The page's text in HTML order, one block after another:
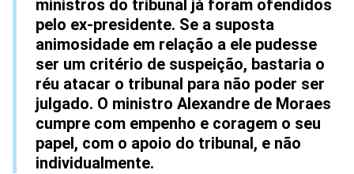
ministros do tribunal já foram ofendidos
pelo ex-presidente. Se a suposta
animosidade em relação a ele pudesse
ser um critério de suspeição, bastaria o
réu atacar o tribunal para não poder ser
julgado. O ministro Alexandre de Moraes
cumpre com empenho e coragem o seu
papel, com o apoio do tribunal, e não
individualmente.